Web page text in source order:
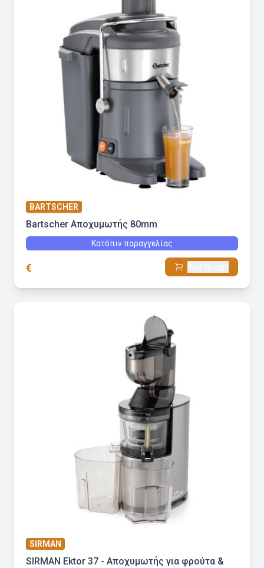
BARTSCHER
Bartscher Αποχυμωτής 80mm
Κατόπιν παραγγελίας
€
SIRMAN
SIRMAN Ektor 37 - Αποχυμωτής για φρούτα &